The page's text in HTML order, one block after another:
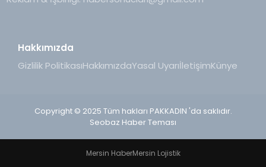
Hakkımızda
Gizlilik PolitikasıHakkımızdaYasal UyarıİletişimKünye
Copyright © 2025 Tüm hakları PAKKADIN 'da saklıdır.
Seobaz Haber Teması
Mersin HaberMersin Lojistik